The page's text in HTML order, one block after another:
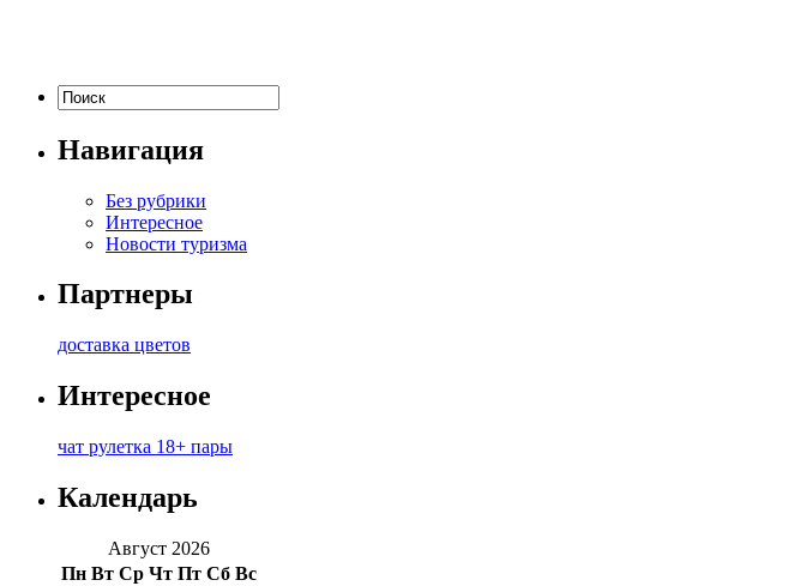
Навигация
Без рубрики
Интересное
Новости туризма
Партнеры
доставка цветов
Интересное
чат рулетка 18+ пары
Календарь
Август 2026
Пн Вт Ср Чт Пт Сб Вс